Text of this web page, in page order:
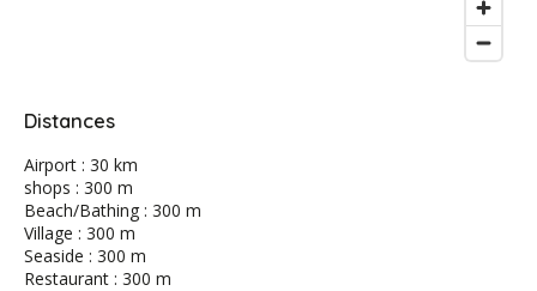
Distances
Airport : 30 km
shops : 300 m
Beach/Bathing : 300 m
Village : 300 m
Seaside : 300 m
Restaurant : 300 m